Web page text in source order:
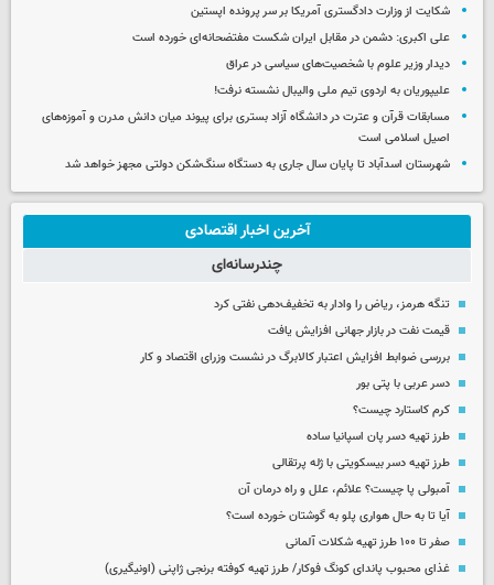
شکایت از وزارت دادگستری آمریکا بر سر پرونده اپستین
علی اکبری: دشمن در مقابل ایران شکست مفتضحانه‌ای خورده است
دیدار وزیر علوم با شخصیت‌های سیاسی در عراق
علیپوریان به اردوی تیم ملی والیبال نشسته نرفت!
مسابقات قرآن و عترت در دانشگاه آزاد بستری برای پیوند میان دانش مدرن و آموزه‌های
اصیل اسلامی است
شهرستان اسدآباد تا پایان سال جاری به دستگاه سنگ‌شکن دولتی مجهز خواهد شد
آخرین اخبار اقتصادی
چندرسانه‌ای
تنگه هرمز، ریاض را وادار به تخفیف‌دهی نفتی کرد
قیمت نفت در بازار جهانی افزایش یافت
بررسی ضوابط افزایش اعتبار کالابرگ در نشست وزرای اقتصاد و کار
دسر عربی با پتی بور
کرم کاستارد چیست؟
طرز تهیه دسر پان اسپانیا ساده
طرز تهیه دسر بیسکویتی با ژله پرتقالی
آمبولی پا چیست؟ علائم، علل و راه درمان آن
آیا تا به حال هواری پلو به گوشتان خورده است؟
صفر تا ۱۰۰ طرز تهیه شکلات آلمانی
غذای محبوب پاندای کونگ فوکار/ طرز تهیه کوفته برنجی ژاپنی (اونیگیری)